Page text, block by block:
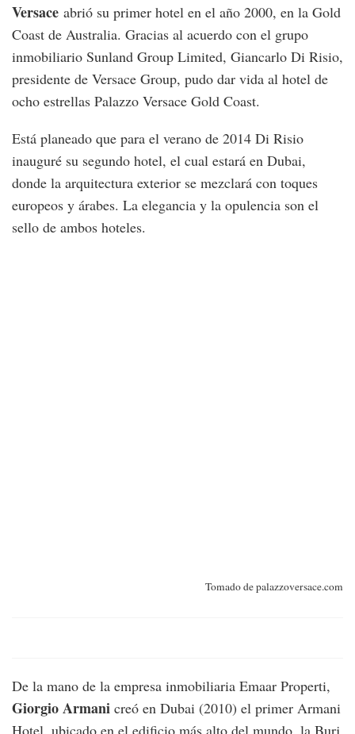
Versace abrió su primer hotel en el año 2000, en la Gold
Coast de Australia. Gracias al acuerdo con el grupo
inmobiliario Sunland Group Limited, Giancarlo Di Risio,
presidente de Versace Group, pudo dar vida al hotel de
ocho estrellas Palazzo Versace Gold Coast.
Está planeado que para el verano de 2014 Di Risio
inauguré su segundo hotel, el cual estará en Dubai,
donde la arquitectura exterior se mezclará con toques
europeos y árabes. La elegancia y la opulencia son el
sello de ambos hoteles.
Tomado de palazzoversace.com
De la mano de la empresa inmobiliaria Emaar Properti,
Giorgio Armani creó en Dubai (2010) el primer Armani
Hotel, ubicado en el edificio más alto del mundo, la Burj